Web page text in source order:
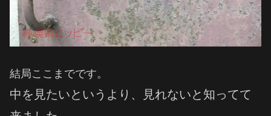
結局ここまでです。
中を見たいというより、見れないと知ってて